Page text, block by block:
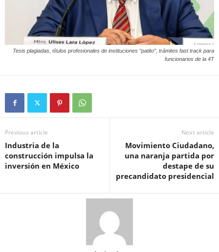
Tesis plagiadas, títulos profesionales de instituciones “patito”, trámites fast track para
funcionarios de la 4T
Previous article
Industria de la
construcción impulsa la
inversión en México
Next article
Movimiento Ciudadano,
una naranja partida por
destape de su
precandidato presidencial